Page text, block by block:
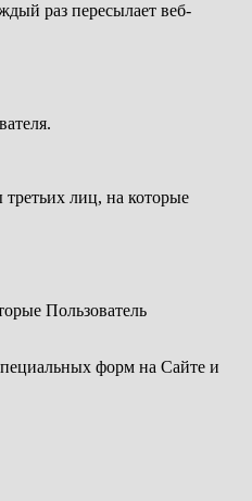
раз пересылает веб-
третьих лиц, на которые
Пользователь
форм на Сайте и